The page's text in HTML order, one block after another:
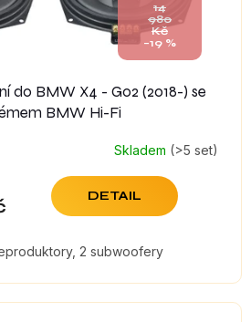
14
980
Kč
–19 %
do BMW X4 - G02 (2018-) se
BMW Hi-Fi
Skladem (>5 set)
DETAIL
2 subwoofery